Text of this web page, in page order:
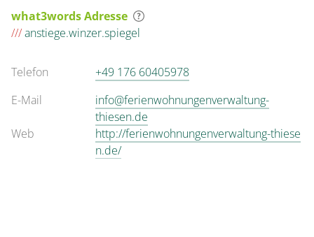
what3words Adresse
///anstiege.winzer.spiegel
Telefon
+49 176 60405978
E-Mail
info@ferienwohnungenverwaltung-
thiesen.de
Web
http://ferienwohnungenverwaltung-thiese
n.de/